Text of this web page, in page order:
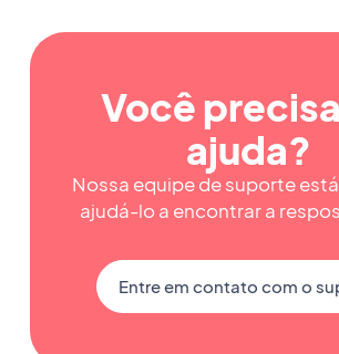
Você
ajuda?
Nossa equipe de suporte
ajudá-lo a encontrar a
Entre em contato com o